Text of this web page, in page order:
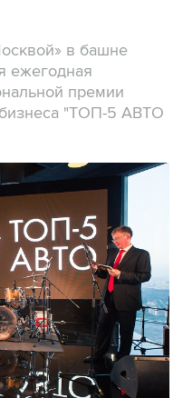
в башне
ежегодная
премии
бизнеса "ТОП-5 АВТО